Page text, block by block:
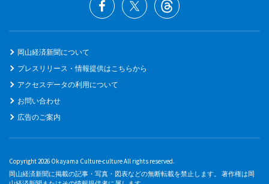
岡山経済新聞について
プレスリリース・情報提供はこちらから
アクセスデータの利用について
お問い合わせ
広告のご案内
Copyright 2026 Okayama Culture-culture All rights reserved.
岡山経済新聞に掲載の記事・写真・図表などの無断転載を禁止します。 著作権は岡